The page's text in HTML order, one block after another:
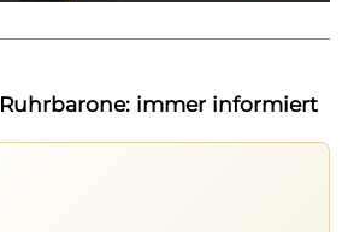
Ruhrbarone: immer informiert